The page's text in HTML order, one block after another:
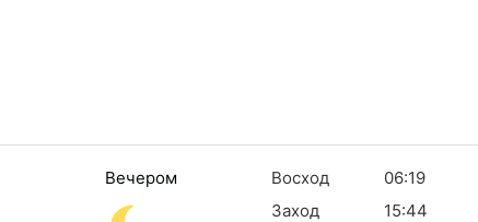
Вечером Восход
06:19
Заход
15:44